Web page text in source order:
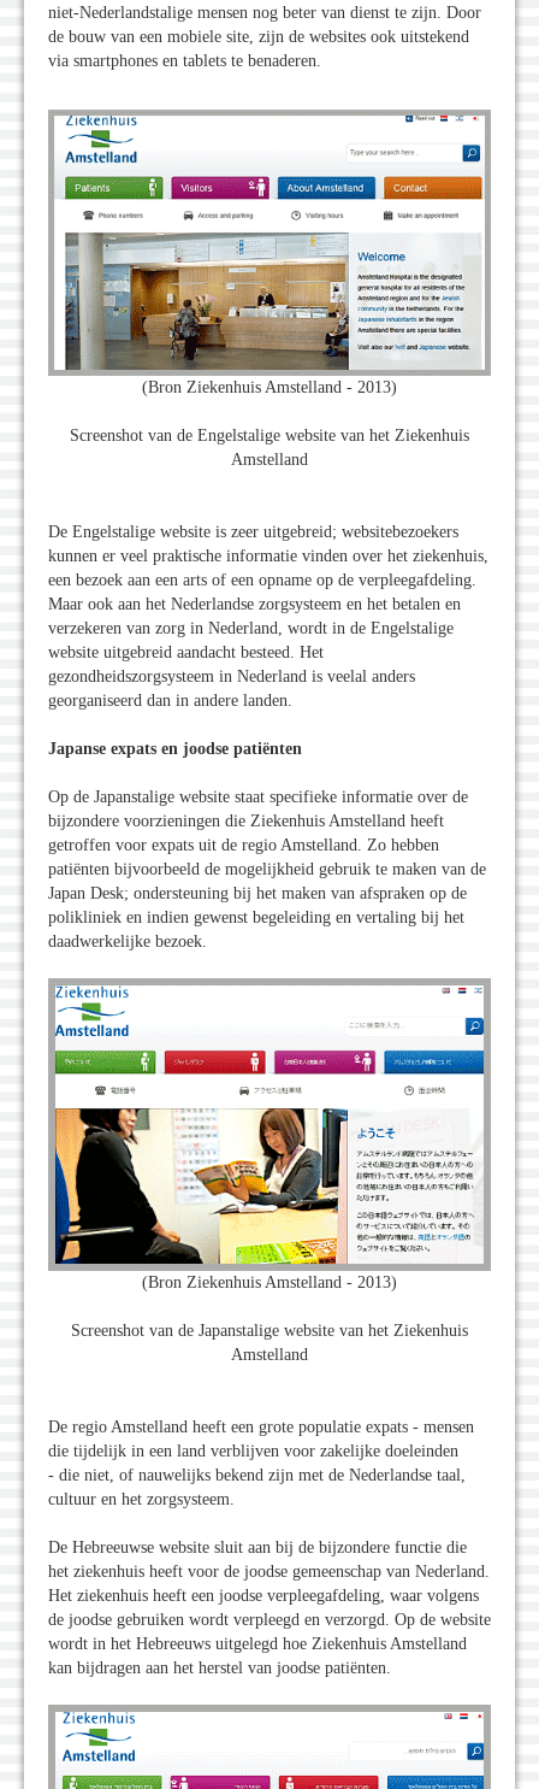
niet-Nederlandstalige mensen nog beter van dienst te zijn. Door
de bouw van een mobiele site, zijn de websites ook uitstekend
via smartphones en tablets te benaderen.
(Bron Ziekenhuis Amstelland - 2013)
Screenshot van de Engelstalige website van het Ziekenhuis
Amstelland
De Engelstalige website is zeer uitgebreid; websitebezoekers
kunnen er veel praktische informatie vinden over het ziekenhuis,
een bezoek aan een arts of een opname op de verpleegafdeling.
Maar ook aan het Nederlandse zorgsysteem en het betalen en
verzekeren van zorg in Nederland, wordt in de Engelstalige
website uitgebreid aandacht besteed. Het
gezondheidszorgsysteem in Nederland is veelal anders
georganiseerd dan in andere landen.
Japanse expats en joodse patiënten
Op de Japanstalige website staat specifieke informatie over de
bijzondere voorzieningen die Ziekenhuis Amstelland heeft
getroffen voor expats uit de regio Amstelland. Zo hebben
patiënten bijvoorbeeld de mogelijkheid gebruik te maken van de
Japan Desk; ondersteuning bij het maken van afspraken op de
polikliniek en indien gewenst begeleiding en vertaling bij het
daadwerkelijke bezoek.
(Bron Ziekenhuis Amstelland - 2013)
Screenshot van de Japanstalige website van het Ziekenhuis
Amstelland
De regio Amstelland heeft een grote populatie expats - mensen
die tijdelijk in een land verblijven voor zakelijke doeleinden
- die niet, of nauwelijks bekend zijn met de Nederlandse taal,
cultuur en het zorgsysteem.
De Hebreeuwse website sluit aan bij de bijzondere functie die
het ziekenhuis heeft voor de joodse gemeenschap van Nederland.
Het ziekenhuis heeft een joodse verpleegafdeling, waar volgens
de joodse gebruiken wordt verpleegd en verzorgd. Op de website
wordt in het Hebreeuws uitgelegd hoe Ziekenhuis Amstelland
kan bijdragen aan het herstel van joodse patiënten.